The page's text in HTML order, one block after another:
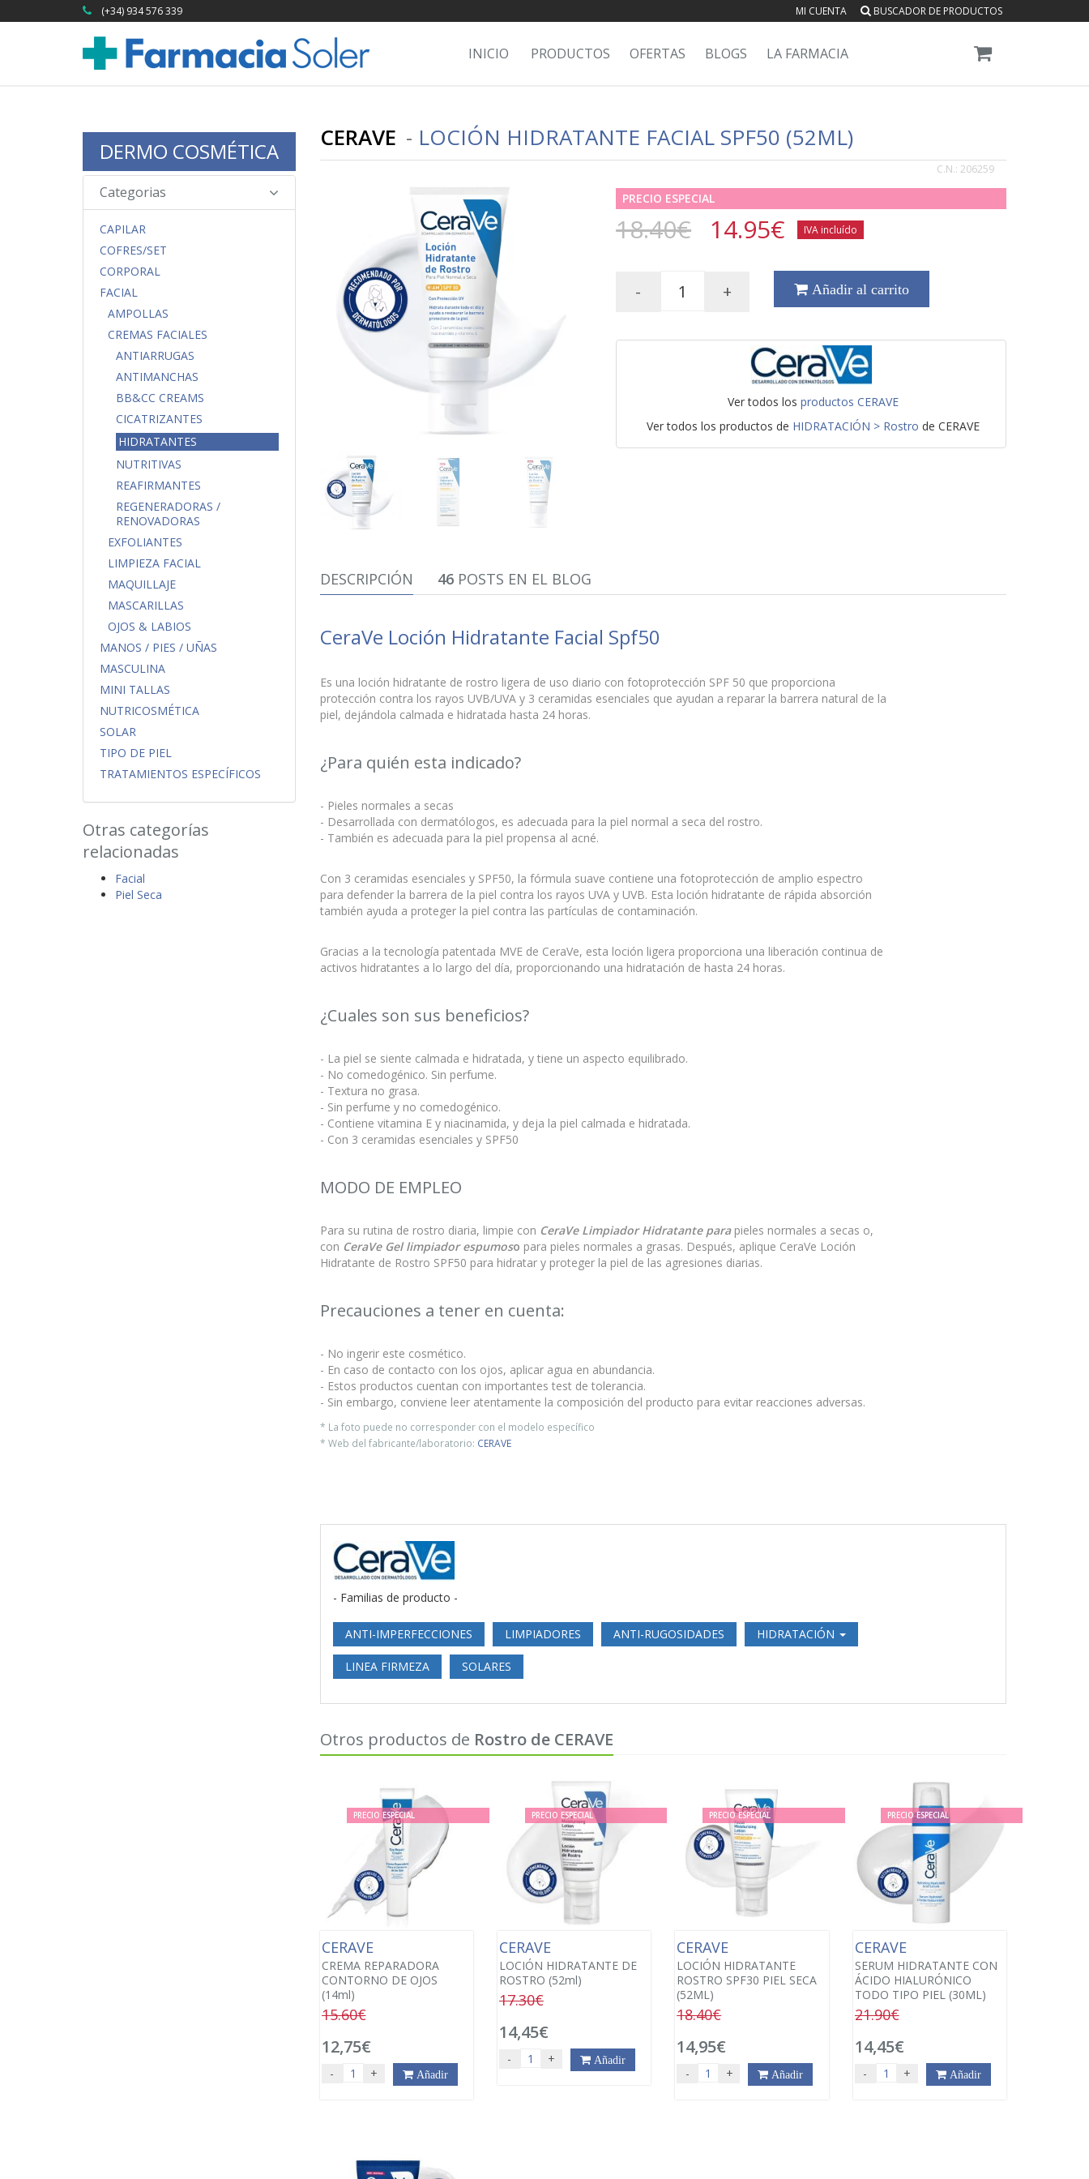
(+34) 934 576 339 MI CUENTA BUSCADOR DE PRODUCTOS
INICIO PRODUCTOS OFERTAS BLOGS LA FARMACIA
DERMO COSMÉTICA
Categorias
CAPILAR
COFRES/SET
CORPORAL
FACIAL
AMPOLLAS
CREMAS FACIALES
ANTIARRUGAS
ANTIMANCHAS
BB&CC CREAMS
CICATRIZANTES
HIDRATANTES
NUTRITIVAS
REAFIRMANTES
REGENERADORAS /
RENOVADORAS
EXFOLIANTES
LIMPIEZA FACIAL
MAQUILLAJE
MASCARILLAS
OJOS & LABIOS
MANOS / PIES / UÑAS
MASCULINA
MINI TALLAS
NUTRICOSMÉTICA
SOLAR
TIPO DE PIEL
TRATAMIENTOS ESPECÍFICOS
Otras categorías
relacionadas
Facial
Piel Seca
CERAVE - LOCIÓN HIDRATANTE FACIAL SPF50 (52ML)
C.N.: 206259
PRECIO ESPECIAL
18.40€ 14.95€ IVA incluído
- + Añadir al carrito
Ver todos losproductos CERAVE
Ver todos los productos de HIDRATACIÓN > Rostro de CERAVE
DESCRIPCIÓN 46POSTS EN EL BLOG
CeraVe Loción Hidratante Facial Spf50
Es una loción hidratante de rostro ligera de uso diario con fotoprotección SPF 50 que proporciona
protección contra los rayos UVB/UVA y 3 ceramidas esenciales que ayudan a reparar la barrera natural de la
piel, dejándola calmada e hidratada hasta 24 horas.
¿Para quién esta indicado?
- Pieles normales a secas
- Desarrollada con dermatólogos, es adecuada para la piel normal a seca del rostro.
- También es adecuada para la piel propensa al acné.
Con 3 ceramidas esenciales y SPF50, la fórmula suave contiene una fotoprotección de amplio espectro
para defender la barrera de la piel contra los rayos UVA y UVB. Esta loción hidratante de rápida absorción
también ayuda a proteger la piel contra las partículas de contaminación.
Gracias a la tecnología patentada MVE de CeraVe, esta loción ligera proporciona una liberación continua de
activos hidratantes a lo largo del día, proporcionando una hidratación de hasta 24 horas.
¿Cuales son sus beneficios?
- La piel se siente calmada e hidratada, y tiene un aspecto equilibrado.
- No comedogénico. Sin perfume.
- Textura no grasa.
- Sin perfume y no comedogénico.
- Contiene vitamina E y niacinamida, y deja la piel calmada e hidratada.
- Con 3 ceramidas esenciales y SPF50
MODO DE EMPLEO
Para su rutina de rostro diaria, limpie con CeraVe Limpiador Hidratante parapieles normales a secas o,
con CeraVe Gel limpiador espumoso para pieles normales a grasas. Después, aplique CeraVe Loción
Hidratante de Rostro SPF50 para hidratar y proteger la piel de las agresiones diarias.
Precauciones a tener en cuenta:
- No ingerir este cosmético.
- En caso de contacto con los ojos, aplicar agua en abundancia.
- Estos productos cuentan con importantes test de tolerancia.
- Sin embargo, conviene leer atentamente la composición del producto para evitar reacciones adversas.
* La foto puede no corresponder con el modelo específico
* Web del fabricante/laboratorio: CERAVE
- Familias de producto -
ANTI-IMPERFECCIONES LIMPIADORES ANTI-RUGOSIDADES HIDRATACIÓN
LINEA FIRMEZA SOLARES
Otros productos de Rostro de CERAVE
PRECIO ESPECIAL
CERAVE
CREMA REPARADORA
CONTORNO DE OJOS
(14ml)
15.60€
12,75€
- + Añadir
PRECIO ESPECIAL
CERAVE
LOCIÓN HIDRATANTE DE
ROSTRO (52ml)
17.30€
14,45€
- + Añadir
PRECIO ESPECIAL
CERAVE
LOCIÓN HIDRATANTE
ROSTRO SPF30 PIEL SECA
(52ML)
18.40€
14,95€
- + Añadir
PRECIO ESPECIAL
CERAVE
SERUM HIDRATANTE CON
ÁCIDO HIALURÓNICO
TODO TIPO PIEL (30ML)
21.90€
14,45€
- + Añadir